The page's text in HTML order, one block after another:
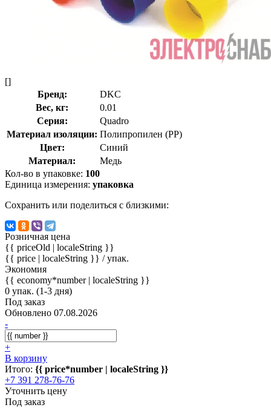
[]
Бренд:
DKC
Вес, кг:
0.01
Серия:
Quadro
Материал изоляции: Полипропилен (PP)
Цвет:
Синий
Материал:
Медь
Кол-во в упаковке: 100
Единица измерения: упаковка
Сохранить или поделиться с близкими:
Розничная цена
{{ priceOld | localeString }}
{{ price | localeString }} / упак.
Экономия
{{ economy*number | localeString }}
0 упак. (1-3 дня)
Под заказ
Обновлено 07.08.2026
-
+
В корзину
Итого: {{ price*number | localeString }}
+7 391 278-76-76
Уточнить цену
Под заказ